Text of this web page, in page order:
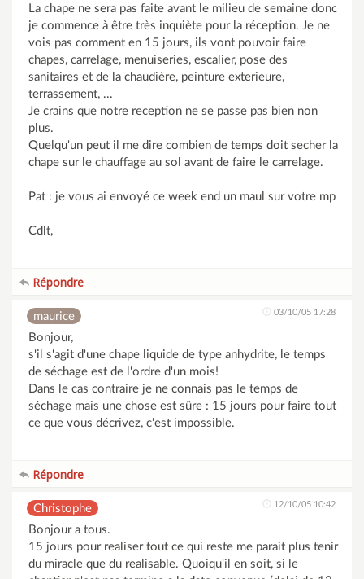
La chape ne sera pas faite avant le milieu de semaine donc
je commence à être très inquiète pour la réception. Je ne
vois pas comment en 15 jours, ils vont pouvoir faire
chapes, carrelage, menuiseries, escalier, pose des
sanitaires et de la chaudière, peinture exterieure,
terrassement, ...
Je crains que notre reception ne se passe pas bien non
plus.
Quelqu'un peut il me dire combien de temps doit secher la
chape sur le chauffage au sol avant de faire le carrelage.
Pat : je vous ai envoyé ce week end un maul sur votre mp
Cdlt,
Répondre
maurice 03/10/05 17:28
Bonjour,
s'il s'agit d'une chape liquide de type anhydrite, le temps
de séchage est de l'ordre d'un mois!
Dans le cas contraire je ne connais pas le temps de
séchage mais une chose est sûre : 15 jours pour faire tout
ce que vous décrivez, c'est impossible.
Répondre
Christophe 12/10/05 10:42
Bonjour a tous.
15 jours pour realiser tout ce qui reste me parait plus tenir
du miracle que du realisable. Quoiqu'il en soit, si le